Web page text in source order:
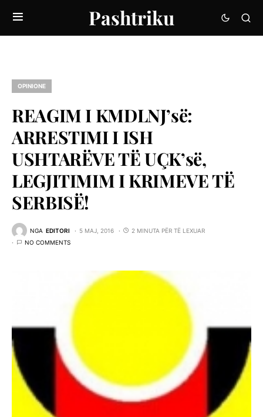
Pashtriku
OPINIONE
REAGIM I KMDLNJ’së:
ARRESTIMI I ISH
USHTARËVE TË UÇK’së,
LEGJITIMIM I KRIMEVE TË
SERBISË!
NGA EDITORI 5 MAJ, 2016
2 MINUTA PËR TË LEXUAR
NO COMMENTS